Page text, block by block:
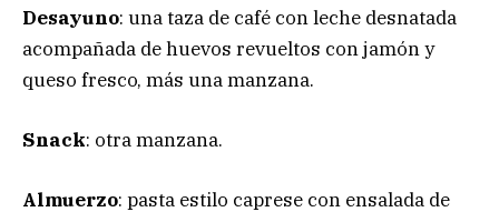
Desayuno: una taza de café con leche desnatada
acompañada de huevos revueltos con jamón y
queso fresco, más una manzana.
Snack: otra manzana.
Almuerzo: pasta estilo caprese con ensalada de